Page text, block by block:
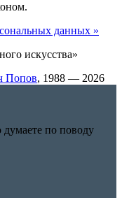
данных »
искусства»
Попов, 1988 — 2026
по поводу